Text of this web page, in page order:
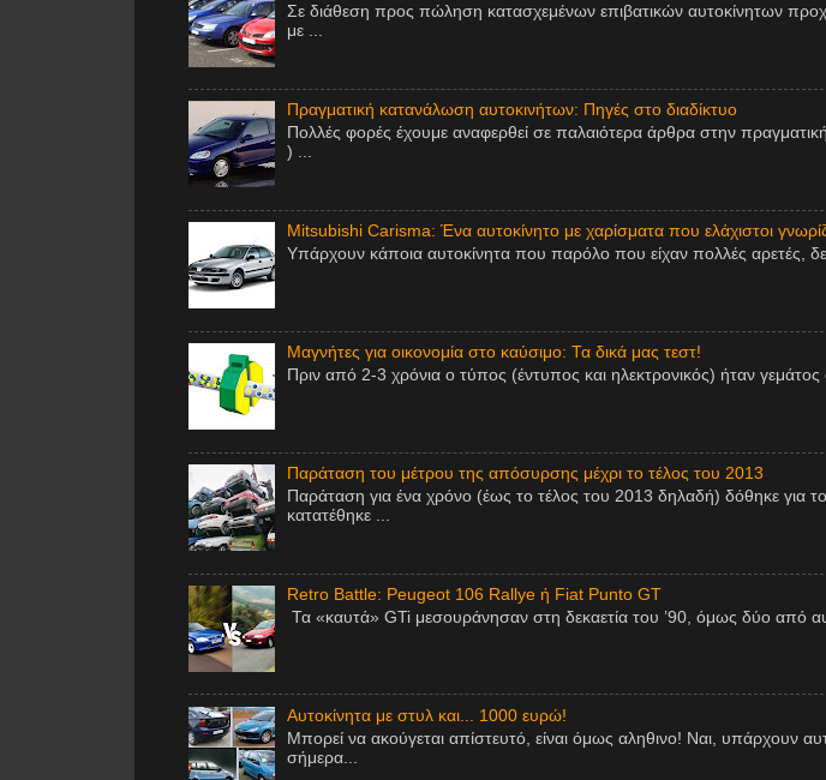
Σε διάθεση προς πώληση κατασχεμένων επιβατικών αυτοκίνητων
με ...
Πραγματική κατανάλωση αυτοκινήτων: Πηγές στο διαδίκτυο
Πολλές φορές έχουμε αναφερθεί σε παλαιότερα άρθρα στην
) ...
Mitsubishi Carisma: Ένα αυτοκίνητο με χαρίσματα που ελάχιστοι
Υπάρχουν κάποια αυτοκίνητα που παρόλο που είχαν πολλές αρετές,
Μαγνήτες για οικονομία στο καύσιμο: Τα δικά μας τεστ!
Πριν από 2-3 χρόνια ο τύπος (έντυπος και ηλεκτρονικός) ήταν
Παράταση του μέτρου της απόσυρσης μέχρι το τέλος του 2013
Παράταση για ένα χρόνο (έως το τέλος του 2013 δηλαδή) δόθηκε
κατατέθηκε ...
Retro Battle: Peugeot 106 Rallye ή Fiat Punto GT
Τα «καυτά» GTi μεσουράνησαν στη δεκαετία του ’90, όμως δύο από
Αυτοκίνητα με στυλ και... 1000 ευρώ!
Μπορεί να ακούγεται απίστευτό, είναι όμως αληθινο! Ναι, υπάρχουν
σήμερα...